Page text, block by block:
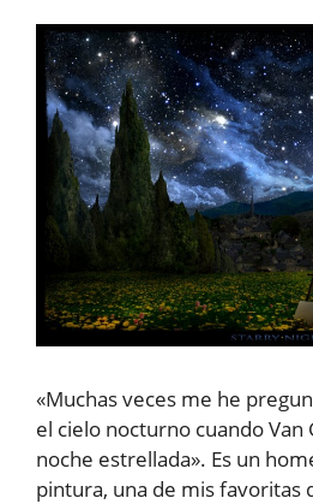
«Muchas veces me he
el cielo nocturno cuando Van
noche estrellada». Es un
pintura, una de mis favoritas